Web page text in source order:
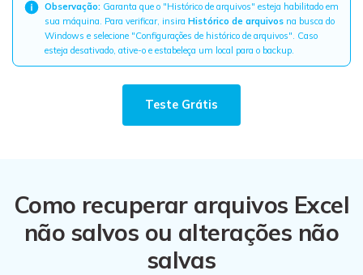
Observação: Garanta que o "Histórico de arquivos" esteja habilitado em
sua máquina. Para verificar, insiraHistórico de arquivos na busca do
Windows e selecione "Configurações de histórico de arquivos". Caso
esteja desativado, ative-o e estabeleça um local para o backup.
Teste Grátis
Como recuperar arquivos Excel
não salvos ou alterações não
salvas